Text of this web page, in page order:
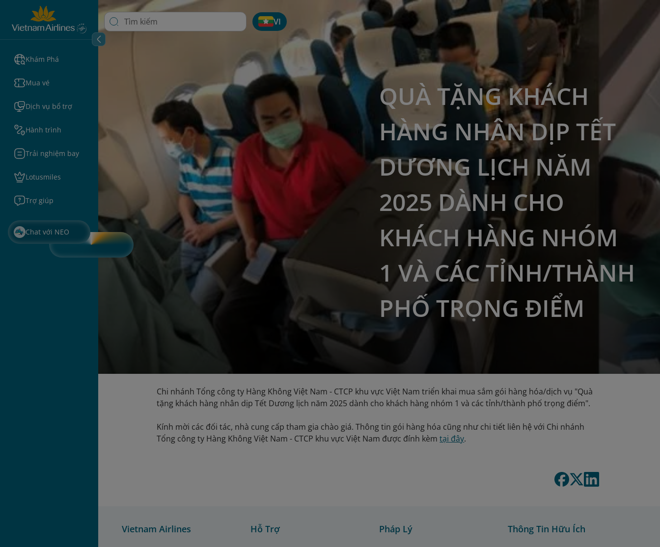
Khám Phá
Mua vé
Dịch vụ bổ trợ
Hành trình
Trải nghiệm bay
Lotusmiles
Trợ giúp
Chat với NEO
VI
QUÀ TẶNG KHÁCH
HÀNG NHÂN DỊP TẾT
DƯƠNG LỊCH NĂM
2025 DÀNH CHO
KHÁCH HÀNG NHÓM
1 VÀ CÁC TỈNH/THÀNH
PHỐ TRỌNG ĐIỂM
Chi nhánh Tổng công ty Hàng Không Việt Nam - CTCP khu vực Việt Nam triển khai mua sắm gói hàng hóa/dịch vụ "Quà
tặng khách hàng nhân dịp Tết Dương lịch năm 2025 dành cho khách hàng nhóm 1 và các tỉnh/thành phố trọng điểm".
Kính mời các đối tác, nhà cung cấp tham gia chào giá. Thông tin gói hàng hóa cũng như chi tiết liên hệ với Chi nhánh
Tổng công ty Hàng Không Việt Nam - CTCP khu vực Việt Nam được đính kèmtại đây.
Vietnam Airlines Hỗ Trợ Pháp Lý Thông Tin Hữu Ích